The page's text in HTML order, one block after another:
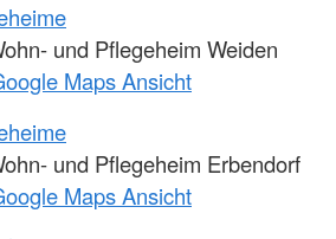
und Pflegeheim Weiden
Maps Ansicht
und Pflegeheim Erbendorf
Maps Ansicht